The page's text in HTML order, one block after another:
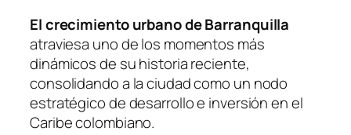
El crecimiento urbano de Barranquilla
atraviesa uno de los momentos más
dinámicos de su historia reciente,
consolidando a la ciudad como un nodo
estratégico de desarrollo e inversión en el
Caribe colombiano.